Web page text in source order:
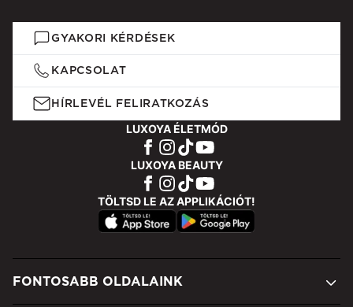
GYAKORI KÉRDÉSEK
KAPCSOLAT
HÍRLEVÉL FELIRATKOZÁS
LUXOYA ÉLETMÓD
LUXOYA BEAUTY
TÖLTSD LE AZ APPLIKÁCIÓT!
FONTOSABB OLDALAINK